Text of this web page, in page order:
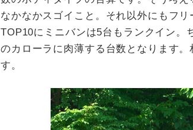
なかなかスゴイこと。それ以外にもフ
TOP10にミニバンは5台もランクイン。
のカローラに肉薄する台数となります
す。